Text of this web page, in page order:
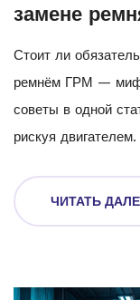
замене
Стоит ли
ремнём ГРМ —
советы в одной
рискуя двигателем.
ЧИТАТЬ